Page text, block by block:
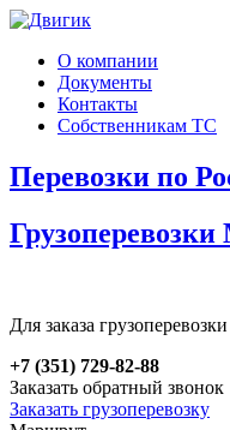
О компании
Документы
Контакты
Собственникам ТС
Перевозки по
Для заказа
+7 (351) 729-82-88
Заказать обратный звонок
Заказать грузоперевозку